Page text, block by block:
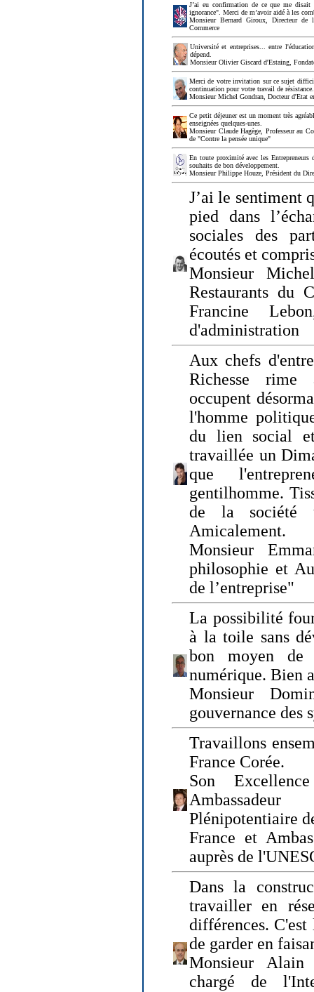
J’ai eu confirmation de ce que me disait
ignorance". Merci de m’avoir aidé à les
Monsieur Bernard Giroux, Directeur de
Commerce
Université et entreprises... entre
dépend.
Monsieur Olivier Giscard d'Estaing,
Merci de votre invitation sur ce sujet
continuation pour votre travail de
Monsieur Michel Gondran, Docteur d'Etat
Ce petit déjeuner est un moment très
enseignées quelques-unes.
Monsieur Claude Hagège, Professeur au
de "Contre la pensée unique"
En toute proximité avec les
souhaits de bon développement.
Monsieur Philippe Houze, Président du
J’ai le sentiment
pied dans
sociales des
écoutés et
Monsieur
Restaurants du
Francine
d'administration
Aux chefs
Richesse rime
occupent
l'homme
du lien social
travaillée un
que
gentilhomme.
de la société
Amicalement.
Monsieur
philosophie et
de l’entreprise"
La possibilité
à la toile sans
bon moyen de
numérique. Bien
Monsieur
gouvernance des
Travaillons
France Corée.
Son
Plénipotentiaire
France et
auprès de
Dans la
travailler en
différences.
de garder en
Monsieur Alain
chargé de